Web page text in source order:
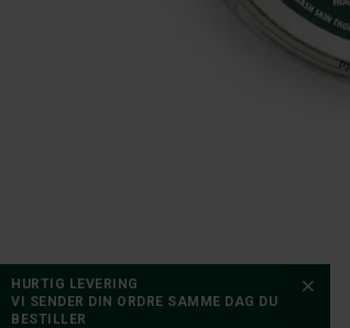
HURTIG LEVERING
VI SENDER DIN ORDRE SAMME DAG DU
BESTILLER